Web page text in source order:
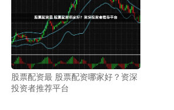
股票配资最 股票配资哪家好？资深
投资者推荐平台